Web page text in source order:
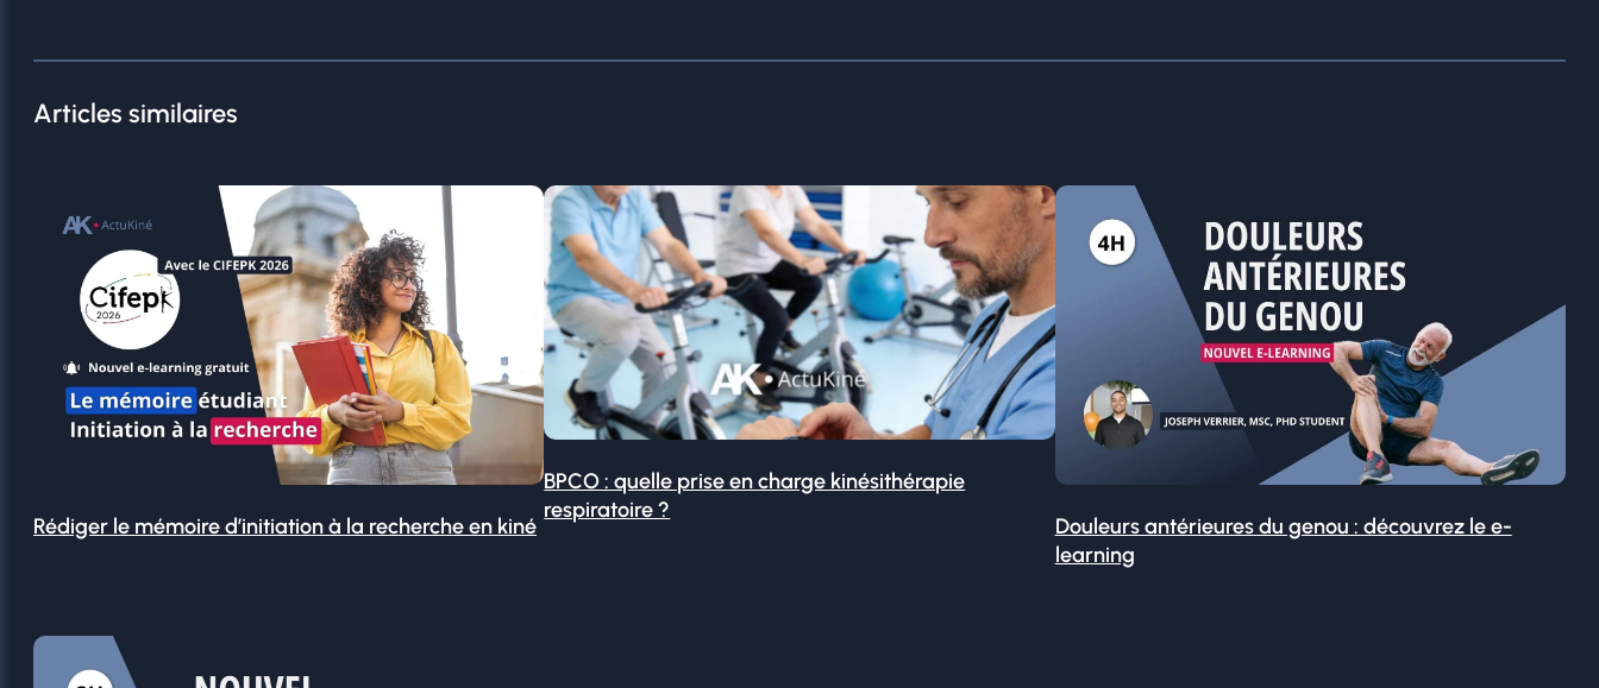
Articles similaires
Rédiger le mémoire d’initiation à la recherche en kiné
BPCO : quelle prise en charge kinésithérapie
respiratoire ?
Douleurs antérieures du genou : découvrez le e-
learning